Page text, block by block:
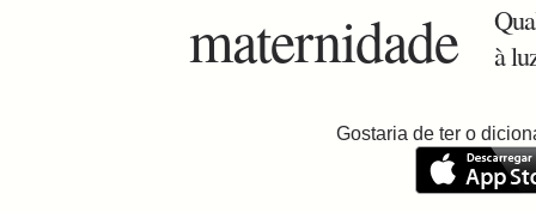
maternidade
à
Gostaria de ter o